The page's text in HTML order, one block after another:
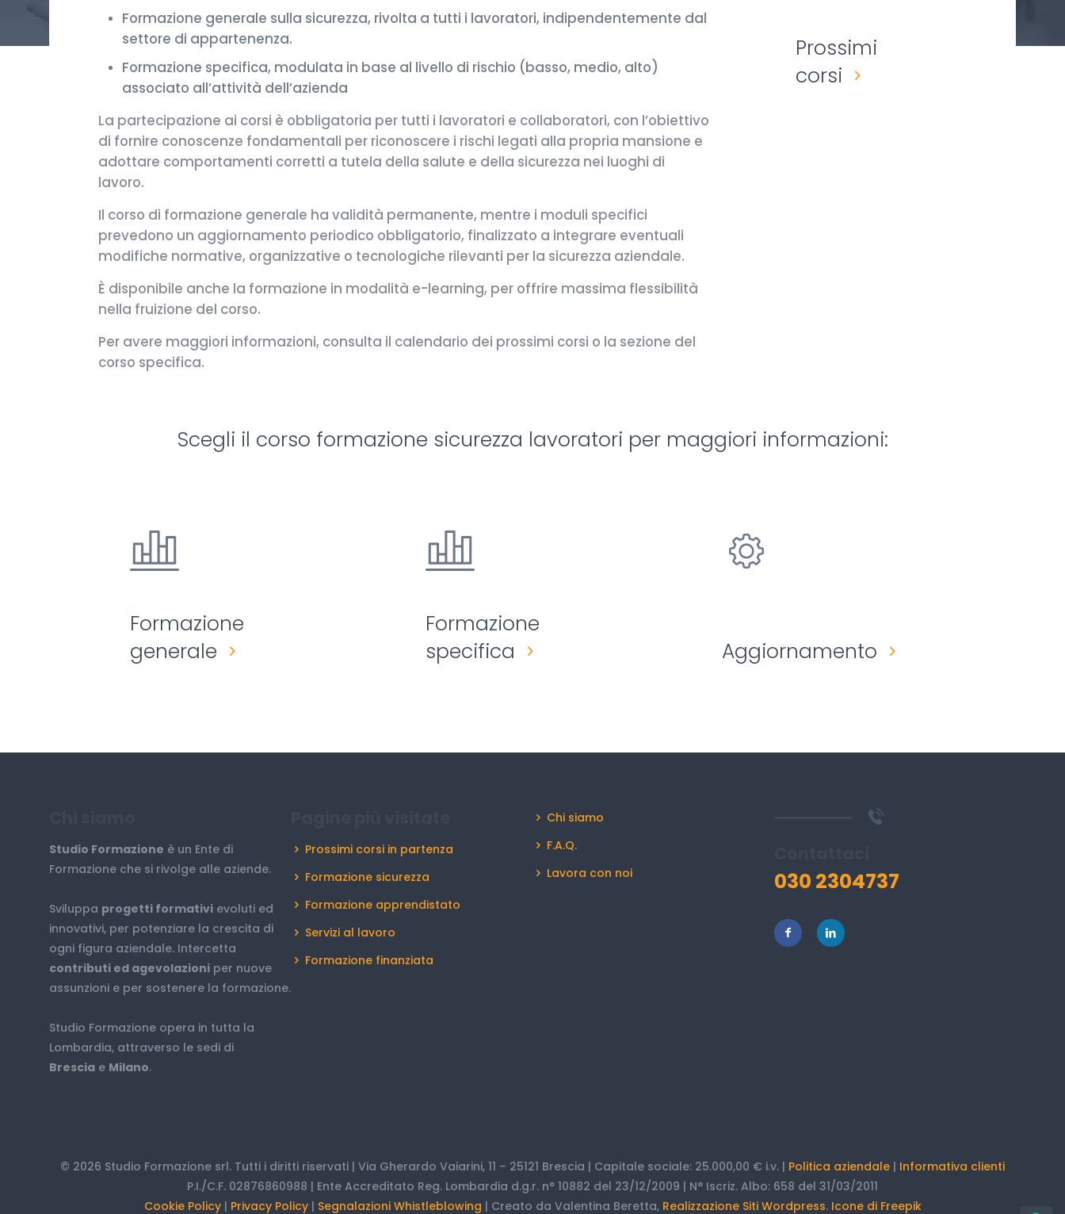
Formazione generale sulla sicurezza, rivolta a tutti i lavoratori, indipendentemente dal
settore di appartenenza.
Formazione specifica, modulata in base al livello di rischio (basso, medio, alto)
associato all’attività dell’azienda
La partecipazione ai corsi è obbligatoria per tutti i lavoratori e collaboratori, con l’obiettivo
di fornire conoscenze fondamentali per riconoscere i rischi legati alla propria mansione e
adottare comportamenti corretti a tutela della salute e della sicurezza nei luoghi di
lavoro.
Il corso di formazione generale ha validità permanente, mentre i moduli specifici
prevedono un aggiornamento periodico obbligatorio, finalizzato a integrare eventuali
modifiche normative, organizzative o tecnologiche rilevanti per la sicurezza aziendale.
È disponibile anche la formazione in modalità e-learning, per offrire massima flessibilità
nella fruizione del corso.
Per avere maggiori informazioni, consulta il calendario dei prossimi corsi o la sezione del
corso specifica.
Prossimi
corsi
Scegli il corso formazione sicurezza lavoratori per maggiori informazioni:
Formazione
generale
Formazione
specifica
Aggiornamento
Studio Formazione è un Ente di
Formazione che si rivolge alle aziende.
Sviluppa progetti formativi evoluti ed
innovativi, per potenziare la crescita di
ogni figura aziendale. Intercetta
contributi ed agevolazioni per nuove
assunzioni e per sostenere la formazione.
Studio Formazione opera in tutta la
Lombardia, attraverso le sedi di
Brescia e Milano.
Prossimi corsi in partenza
Formazione sicurezza
Formazione apprendistato
Servizi al lavoro
Formazione finanziata
Chi siamo
F.A.Q.
Lavora con noi
030 2304737
© 2026 Studio Formazione srl. Tutti i diritti riservati | Via Gherardo Vaiarini, 11 – 25121 Brescia | Capitale sociale: 25.000,00 € i.v. | Politica aziendale | Informativa clienti
P.I./C.F. 02876860988 | Ente Accreditato Reg. Lombardia d.g.r. n° 10882 del 23/12/2009 | N° Iscriz. Albo: 658 del 31/03/2011
Cookie Policy| Privacy Policy| Segnalazioni Whistleblowing | Creato da Valentina Beretta, Realizzazione Siti Wordpress. Icone di Freepik